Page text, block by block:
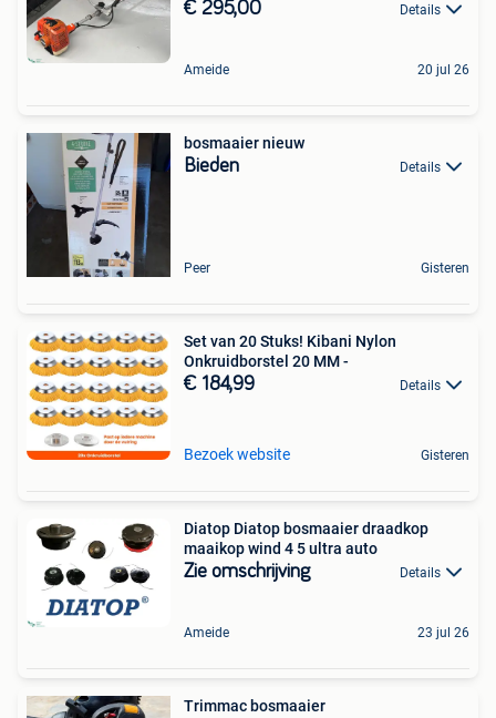
€ 295,00 Details
Ameide 20 jul 26
bosmaaier nieuw
Bieden Details
Peer Gisteren
Set van 20 Stuks! Kibani Nylon
Onkruidborstel 20 MM -
€ 184,99 Details
Bezoek website Gisteren
Diatop Diatop bosmaaier draadkop
maaikop wind 4 5 ultra auto
Zie omschrijving Details
Ameide 23 jul 26
Trimmac bosmaaier